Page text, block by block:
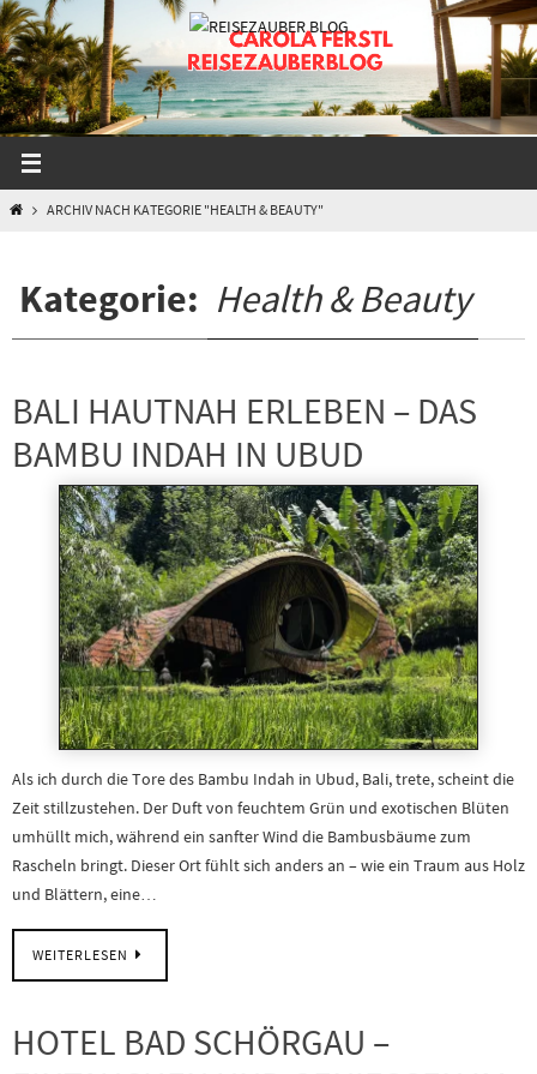
Zum
Inhalt
springen
STARTARCHIV NACH KATEGORIE "HEALTH & BEAUTY"
Kategorie: Health & Beauty
BALI HAUTNAH ERLEBEN – DAS
BAMBU INDAH IN UBUD
Als ich durch die Tore des Bambu Indah in Ubud, Bali, trete, scheint die
Zeit stillzustehen. Der Duft von feuchtem Grün und exotischen Blüten
umhüllt mich, während ein sanfter Wind die Bambusbäume zum
Rascheln bringt. Dieser Ort fühlt sich anders an – wie ein Traum aus Holz
und Blättern, eine…
WEITERLESEN
HOTEL BAD SCHÖRGAU –